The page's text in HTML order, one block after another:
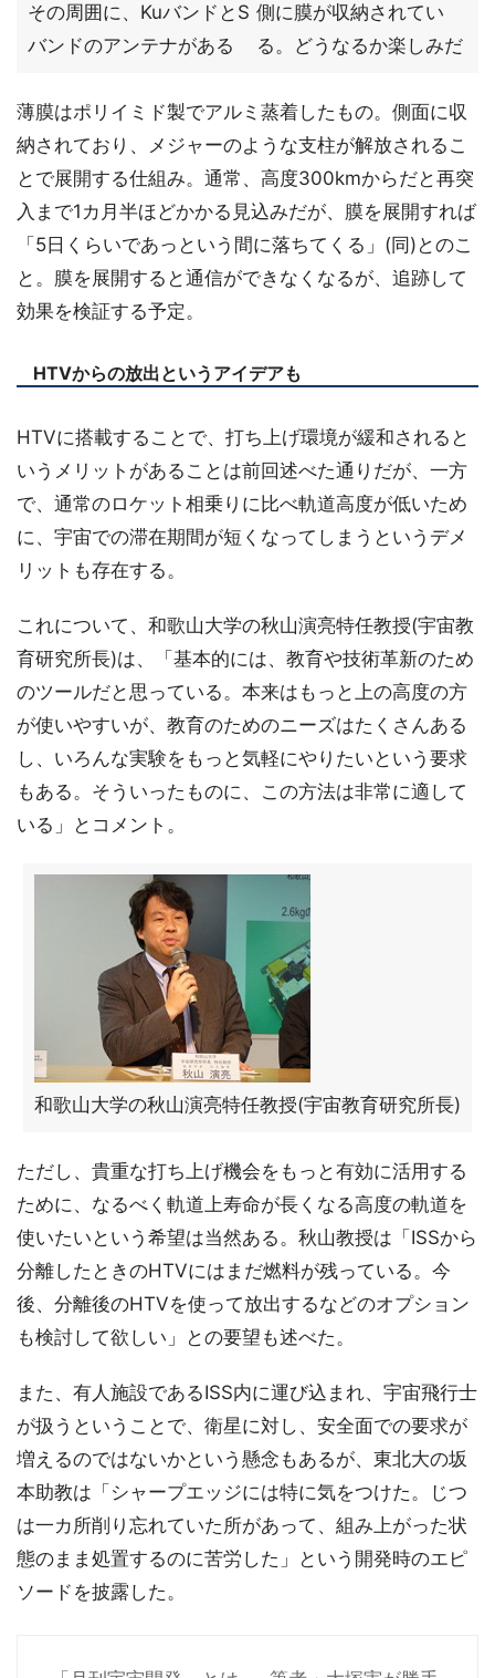
その周囲に、KuバンドとS
バンドのアンテナがある
側に膜が収納されてい
る。どうなるか楽しみだ
薄膜はポリイミド製でアルミ蒸着したもの。側面に収
納されており、メジャーのような支柱が解放されるこ
とで展開する仕組み。通常、高度300kmからだと再突
入まで1カ月半ほどかかる見込みだが、膜を展開すれば
「5日くらいであっという間に落ちてくる」(同)とのこ
と。膜を展開すると通信ができなくなるが、追跡して
効果を検証する予定。
HTVからの放出というアイデアも
HTVに搭載することで、打ち上げ環境が緩和されると
いうメリットがあることは前回述べた通りだが、一方
で、通常のロケット相乗りに比べ軌道高度が低いため
に、宇宙での滞在期間が短くなってしまうというデメ
リットも存在する。
これについて、和歌山大学の秋山演亮特任教授(宇宙教
育研究所長)は、「基本的には、教育や技術革新のため
のツールだと思っている。本来はもっと上の高度の方
が使いやすいが、教育のためのニーズはたくさんある
し、いろんな実験をもっと気軽にやりたいという要求
もある。そういったものに、この方法は非常に適して
いる」とコメント。
和歌山大学の秋山演亮特任教授(宇宙教育研究所長)
ただし、貴重な打ち上げ機会をもっと有効に活用する
ために、なるべく軌道上寿命が長くなる高度の軌道を
使いたいという希望は当然ある。秋山教授は「ISSから
分離したときのHTVにはまだ燃料が残っている。今
後、分離後のHTVを使って放出するなどのオプション
も検討して欲しい」との要望も述べた。
また、有人施設であるISS内に運び込まれ、宇宙飛行士
が扱うということで、衛星に対し、安全面での要求が
増えるのではないかという懸念もあるが、東北大の坂
本助教は「シャープエッジには特に気をつけた。じつ
は一カ所削り忘れていた所があって、組み上がった状
態のまま処置するのに苦労した」という開発時のエピ
ソードを披露した。